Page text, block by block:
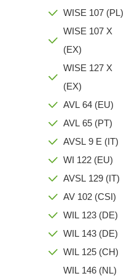
WISE 107 (PL)
WISE 107 X
(EX)
WISE 127 X
(EX)
AVL 64 (EU)
AVL 65 (PT)
AVSL 9 E (IT)
WI 122 (EU)
AVSL 129 (IT)
AV 102 (CSI)
WIL 123 (DE)
WIL 143 (DE)
WIL 125 (CH)
WIL 146 (NL)